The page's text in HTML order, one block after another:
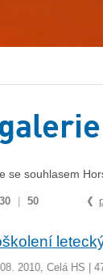
se souhlasem
30 50
2010, Celá HS